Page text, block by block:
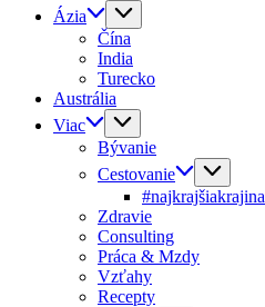
Ázia
Čína
India
Turecko
Austrália
Viac
Bývanie
Cestovanie
#najkrajšiakrajina
Zdravie
Consulting
Práca & Mzdy
Vzťahy
Recepty